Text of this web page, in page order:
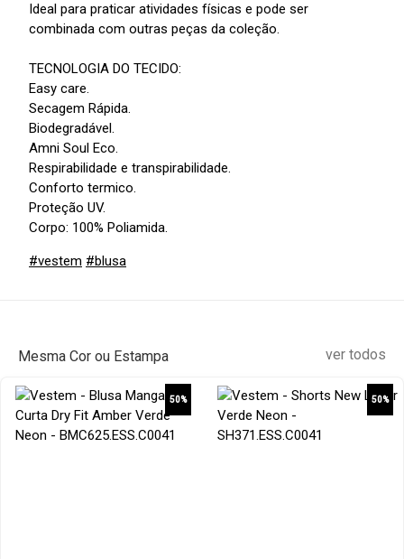
Ideal para praticar atividades físicas e pode ser
combinada com outras peças da coleção.
TECNOLOGIA DO TECIDO:
Easy care.
Secagem Rápida.
Biodegradável.
Amni Soul Eco.
Respirabilidade e transpirabilidade.
Conforto termico.
Proteção UV.
Corpo: 100% Poliamida.
#vestem #blusa
Mesma Cor ou Estampa ver todos
50% 50%